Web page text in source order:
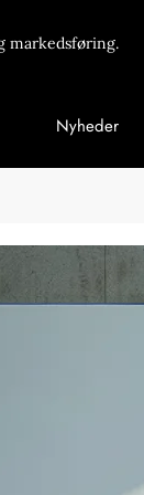
markedsføring.
Nyheder